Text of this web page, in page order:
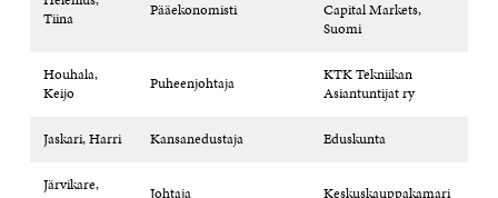
Tiina
Pääekonomisti
Capital Markets,
Suomi
Houhala,
Keijo
Puheenjohtaja
KTK Tekniikan
Asiantuntijat ry
Jaskari, Harri Kansanedustaja Eduskunta
Järvikare,
Johtaja Keskuskauppakamari